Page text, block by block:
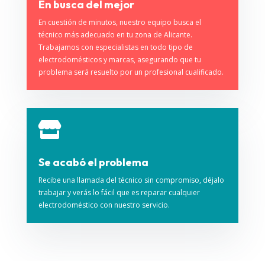
En busca del mejor
En cuestión de minutos, nuestro equipo busca el
técnico más adecuado en tu zona de Alicante.
Trabajamos con especialistas en todo tipo de
electrodomésticos y marcas, asegurando que tu
problema será resuelto por un profesional cualificado.

Se acabó el problema
Recibe una llamada del técnico sin compromiso, déjalo
trabajar y verás lo fácil que es reparar cualquier
electrodoméstico con nuestro servicio.